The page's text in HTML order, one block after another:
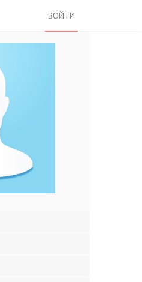
ВОЙТИ